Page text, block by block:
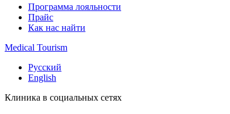
Программа лояльности
Прайс
Как нас найти
Medical Tourism
Русский
English
Клиника в социальных сетях